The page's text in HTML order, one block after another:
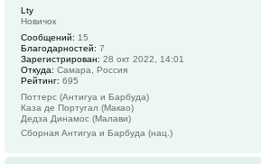
Lty
Новичок
Сообщений: 15
Благодарностей: 7
Зарегистрирован: 28 окт 2022, 14:01
Откуда: Самара, Россия
Рейтинг: 695
Поттерс (Антигуа и Барбуда)
Каза де Португал (Макао)
Дедза Динамос (Малави)
Сборная Антигуа и Барбуда (нац.)